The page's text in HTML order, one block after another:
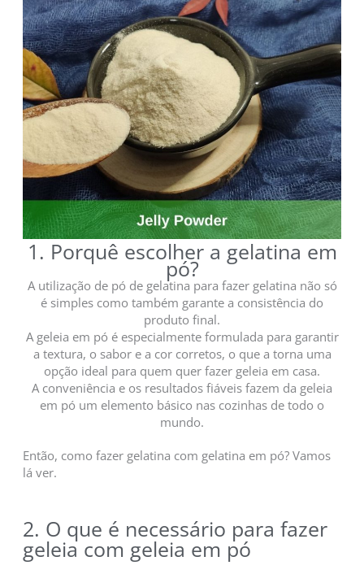
1. Porquê escolher a gelatina em
pó?
A utilização de pó de gelatina para fazer gelatina não só
é simples como também garante a consistência do
produto final.
A geleia em pó é especialmente formulada para garantir
a textura, o sabor e a cor corretos, o que a torna uma
opção ideal para quem quer fazer geleia em casa.
A conveniência e os resultados fiáveis fazem da geleia
em pó um elemento básico nas cozinhas de todo o
mundo.
Então, como fazer gelatina com gelatina em pó? Vamos
lá ver.
2. O que é necessário para fazer
geleia com geleia em pó